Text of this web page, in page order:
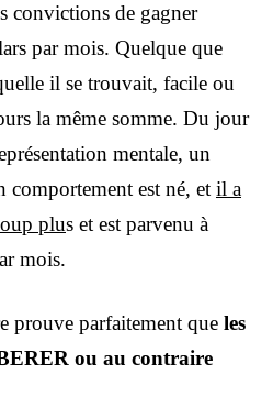
convictions de gagner
par mois. Quelque que
il se trouvait, facile ou
la même somme. Du jour
mentale, un
comportement est né, et il a
plus et est parvenu à
mois.
prouve parfaitement que les
ou au contraire